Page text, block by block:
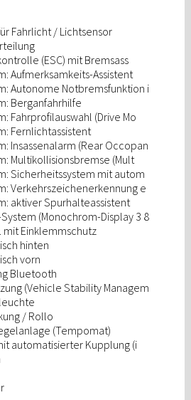
Fahrlicht / Lichtsensor
(ESC) mit Bremsass
Aufmerksamkeits-Assistent
Autonome Notbremsfunktion i
Berganfahrhilfe
Fahrprofilauswahl (Drive Mo
Fernlichtassistent
Insassenalarm (Rear Occopan
Multikollisionsbremse (Mult
Sicherheitssystem mit autom
Verkehrszeichenerkennung e
aktiver Spurhalteassistent
(Monochrom-Display 3 8
Einklemmschutz
hinten
vorn
Bluetooth
(Vehicle Stability Managem
/ Rollo
(Tempomat)
automatisierter Kupplung (i